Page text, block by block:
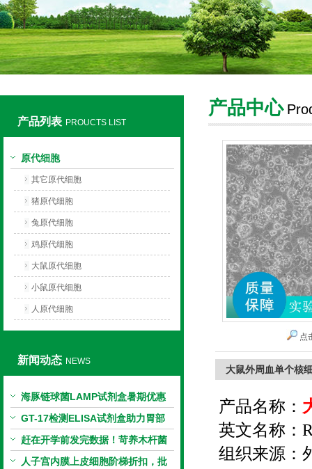
产品列表 PROUCTS LIST
原代细胞
其它原代细胞
猪原代细胞
兔原代细胞
鸡原代细胞
大鼠原代细胞
小鼠原代细胞
人原代细胞
新闻动态 NEWS
海豚链球菌LAMP试剂盒暑期优惠
GT-17检测ELISA试剂盒助力胃部
相关指标样本定量研究
赶在开学前发完数据！苛养木杆菌
PCR检测试剂盒暑假优惠开启
人子宫内膜上皮细胞阶梯折扣，批
产品中心
点
大鼠外周血单个核
产品名称：
英文名称：
组织来源：